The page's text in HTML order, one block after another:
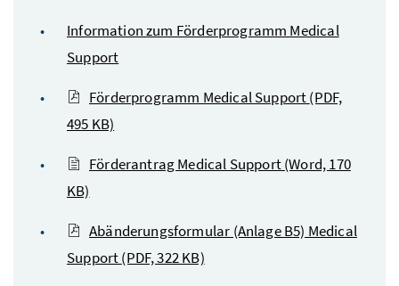
Information zum Förderprogramm Medical
Support
Förderprogramm Medical Support(PDF,
495 KB)
Förderantrag Medical Support(Word, 170
KB)
Abänderungsformular (Anlage B5) Medical
Support(PDF, 322 KB)